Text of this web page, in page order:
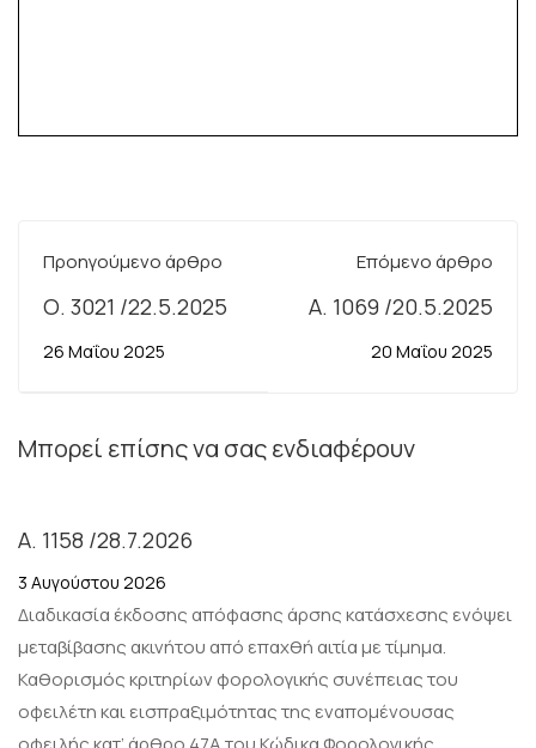
Προηγούμενο άρθρο
Ο. 3021 /22.5.2025
26 Μαΐου 2025
Επόμενο άρθρο
Α. 1069 /20.5.2025
20 Μαΐου 2025
Μπορεί επίσης να σας ενδιαφέρουν
Α. 1158 /28.7.2026
3 Αυγούστου 2026
Διαδικασία έκδοσης απόφασης άρσης κατάσχεσης ενόψει
μεταβίβασης ακινήτου από επαχθή αιτία με τίμημα.
Καθορισμός κριτηρίων φορολογικής συνέπειας του
οφειλέτη και εισπραξιμότητας της εναπομένουσας